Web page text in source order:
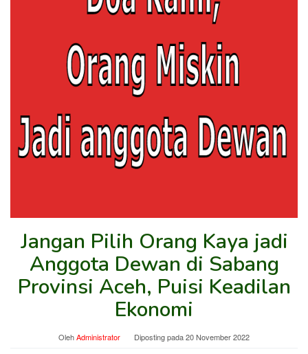
Jangan Pilih Orang Kaya jadi
Anggota Dewan di Sabang
Provinsi Aceh, Puisi Keadilan
Ekonomi
OlehAdministrator Diposting pada20 November 2022